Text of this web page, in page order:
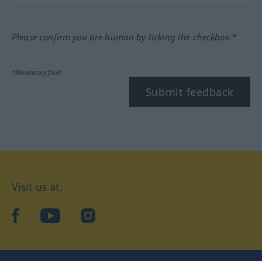
Please confirm you are human by ticking the checkbox.*
*Mandatory field
Submit feedback
Visit us at:
facebookYouTubeInstagram